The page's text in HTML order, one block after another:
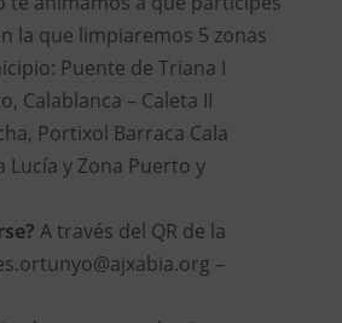
la que limpiaremos 5 zonas
Puente de Triana I
Calablanca – Caleta II
Portixol Barraca Cala
Lucía y Zona Puerto y
A través del QR de la
–